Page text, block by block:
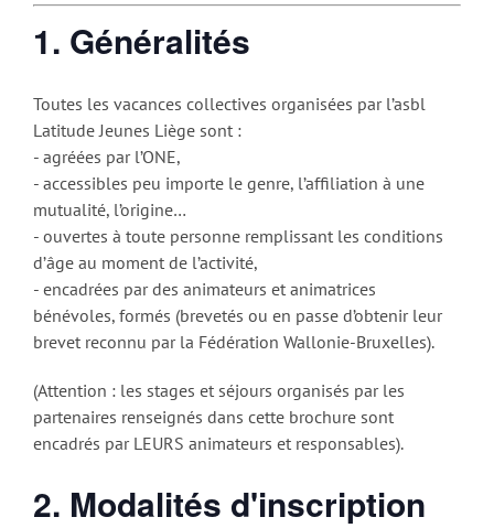
1. Généralités
Toutes les vacances collectives organisées par l’asbl
Latitude Jeunes Liège sont :
- agréées par l’ONE,
- accessibles peu importe le genre, l’affiliation à une
mutualité, l’origine…
- ouvertes à toute personne remplissant les conditions
d’âge au moment de l’activité,
- encadrées par des animateurs et animatrices
bénévoles, formés (brevetés ou en passe d’obtenir leur
brevet reconnu par la Fédération Wallonie-Bruxelles).
(Attention : les stages et séjours organisés par les
partenaires renseignés dans cette brochure sont
encadrés par LEURS animateurs et responsables).
2. Modalités d'inscription